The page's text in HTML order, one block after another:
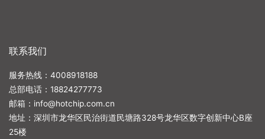
联系我们
服务热线：4008918188
总部电话： 18824277773
邮箱： info@hotchip.com.cn
地址：深圳市龙华区民治街道民塘路328号龙华区数字创新中心B座
25楼